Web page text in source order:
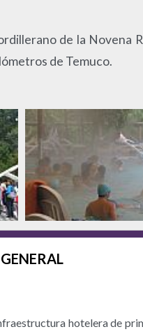
de la Novena
de Temuco.
hotelera de